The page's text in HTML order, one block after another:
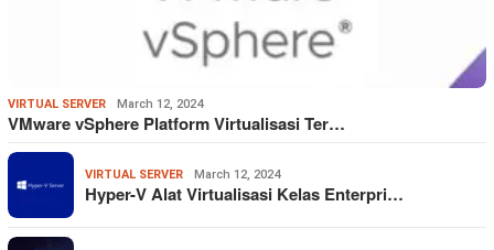
VIRTUAL SERVER March 12, 2024
VMware vSphere Platform Virtualisasi Ter…
VIRTUAL SERVER March 12, 2024
Hyper-V Alat Virtualisasi Kelas Enterpri…